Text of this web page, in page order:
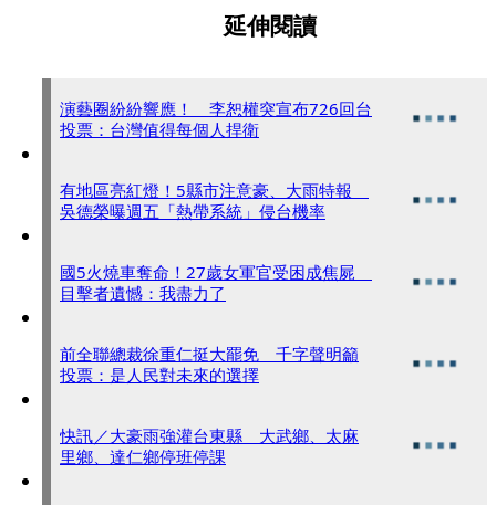
延伸閱讀
演藝圈紛紛響應！ 李恕權突宣布726回台
投票：台灣值得每個人捍衛
有地區亮紅燈！5縣市注意豪、大雨特報
吳德榮曝週五「熱帶系統」侵台機率
國5火燒車奪命！27歲女軍官受困成焦屍
目擊者遺憾：我盡力了
前全聯總裁徐重仁挺大罷免 千字聲明籲
投票：是人民對未來的選擇
快訊／大豪雨強灌台東縣 大武鄉、太麻
里鄉、達仁鄉停班停課